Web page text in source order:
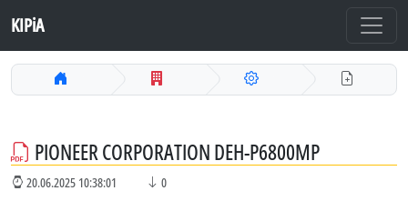
KIPiA
PIONEER CORPORATION DEH-P6800MP
20.06.2025 10:38:01 0